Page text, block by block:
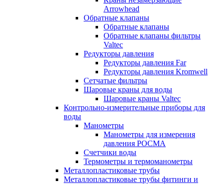
Arrowhead
Обратные клапаны
Обратные клапаны
Обратные клапаны фильтры
Valtec
Редукторы давления
Редукторы давления Far
Редукторы давления Kromwell
Сетчатые фильтры
Шаровые краны для воды
Шаровые краны Valtec
Контрольно-измерительные приборы для
воды
Манометры
Манометры для измерения
давления РОСМА
Счетчики воды
Термометры и термоманометры
Металлопластиковые трубы
Металлопластиковые трубы фитинги и